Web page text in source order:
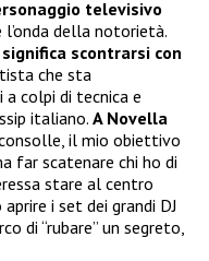
televisivo
l’onda della notorietà.
scontrarsi con
che sta
colpi di tecnica e
italiano. A Novella
il mio obiettivo
far scatenare chi ho di
stare al centro
i set dei grandi DJ
di “rubare” un segreto,